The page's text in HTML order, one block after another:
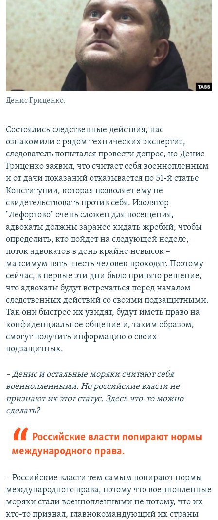
Денис Гриценко.
Состоялись следственные действия, нас
ознакомили с рядом технических экспертиз,
следователь попытался провести допрос, но Денис
Гриценко заявил, что считает себя военнопленным
и от дачи показаний отказывается по 51-й статье
Конституции, которая позволяет ему не
свидетельствовать против себя. Изолятор
"Лефортово" очень сложен для посещения,
адвокаты должны заранее кидать жребий, чтобы
определить, кто пойдет на следующей неделе,
поток адвокатов в день крайне невысок –
максимум пять-шесть человек проходят. Поэтому
сейчас, в первые эти дни было принято решение,
что адвокаты будут встречаться перед началом
следственных действий со своими подзащитными.
Так они быстрее их увидят, будут иметь право на
конфиденциальное общение и, таким образом,
смогут получить информацию о своих
подзащитных.
– Денис и остальные моряки считают себя
военнопленными. Но российские власти не
признают их этот статус. Здесь что-то можно
сделать?
Российские власти попирают нормы
международного права.
– Российские власти тем самым попирают нормы
международного права, потому что военнопленные
моряки стали военнопленными не потому, что их
кто-то признал, главнокомандующий их страны